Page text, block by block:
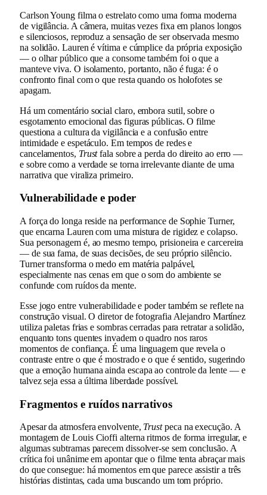
Carlson Young filma o estrelato como uma forma moderna
de vigilância. A câmera, muitas vezes fixa em planos longos
e silenciosos, reproduz a sensação de ser observada mesmo
na solidão. Lauren é vítima e cúmplice da própria exposição
— o olhar público que a consome também foi o que a
manteve viva. O isolamento, portanto, não é fuga: é o
confronto final com o que resta quando os holofotes se
apagam.
Há um comentário social claro, embora sutil, sobre o
esgotamento emocional das figuras públicas. O filme
questiona a cultura da vigilância e a confusão entre
intimidade e espetáculo. Em tempos de redes e
cancelamentos, Trustfala sobre a perda do direito ao erro —
e sobre como a verdade se torna irrelevante diante de uma
narrativa que viraliza primeiro.
Vulnerabilidade e poder
A força do longa reside na performance de Sophie Turner,
que encarna Lauren com uma mistura de rigidez e colapso.
Sua personagem é, ao mesmo tempo, prisioneira e carcereira
— de sua fama, de suas decisões, de seu próprio silêncio.
Turner transforma o medo em matéria palpável,
especialmente nas cenas em que o som do ambiente se
confunde com ruídos da mente.
Esse jogo entre vulnerabilidade e poder também se reflete na
construção visual. O diretor de fotografia Alejandro Martínez
utiliza paletas frias e sombras cerradas para retratar a solidão,
enquanto tons quentes invadem o quadro nos raros
momentos de confiança. É uma linguagem que revela o
contraste entre o que é mostrado e o que é sentido, sugerindo
que a emoção humana ainda escapa ao controle da lente — e
talvez seja essa a última liberdade possível.
Fragmentos e ruídos narrativos
Apesar da atmosfera envolvente, Trustpeca na execução. A
montagem de Louis Cioffi alterna ritmos de forma irregular, e
algumas subtramas parecem dissolver-se sem conclusão. A
crítica foi unânime em apontar que o filme tenta abraçar mais
do que consegue: há momentos em que parece assistir a três
histórias distintas, cada uma buscando um tom próprio.